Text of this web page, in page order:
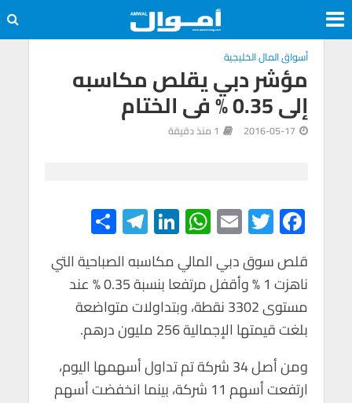
أسواق المال الخليجية
مؤشر دبي يقلص مكاسبه
إلى 0.35 % فى الختام
2016-05-17 1 منذ دقيقة
F
ac
e
b
o
o
k
T
wi
tt
er
E
m
ail
W
h
at
s
A
p
p
Li
n
ke
dI
n
Te
le
gr
a
m
h
ar
e
قلص سوق دبي المالي مكاسبه الصباحية التي
ناهزت 1 % وأقفل مرتفعا بنسبة 0.35 % عند
مستوى 3302 نقطة، وبتداولات متواضعة
بلغت قيمتها الإجمالية 256 مليون درهم.
ومن أصل 34 شركة تم تداول أسهمها اليوم،
ارتفعت أسهم 11 شركة، بينما انخفضت أسهم